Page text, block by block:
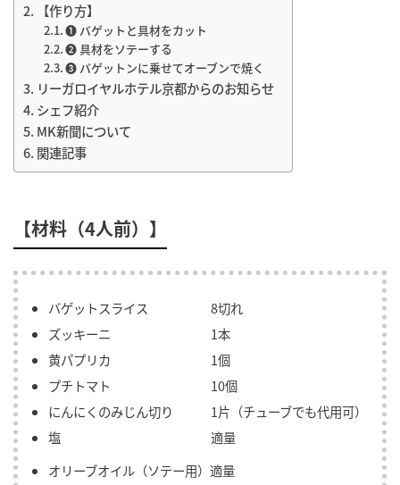
【作り方】
❶ バゲットと具材をカット
❷ 具材をソテーする
➌ バゲットンに乗せてオーブンで焼く
リーガロイヤルホテル京都からのお知らせ
シェフ紹介
MK新聞について
関連記事
【材料（4人前）】
バゲットスライス 8切れ
ズッキーニ 1本
黄パプリカ 1個
プチトマト 10個
にんにくのみじん切り 1片（チューブでも代用可）
塩 適量
オリーブオイル（ソテー用）適量